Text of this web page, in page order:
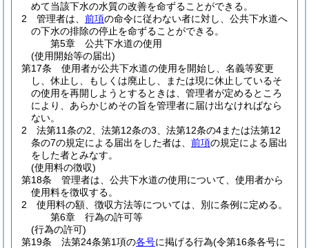
めて当該下水の水質の改善を命ずることができる。
2
管理者は、 前項の命令に従わない者に対し、公共下水道へ
の下水の排除の停止を命ずることができる。
第5章
公共下水道の使用
(使用開始等の届出)
第17条
使用者が公共下水道の使用を開始し、名義等変更
し、休止し、もしくは廃止し、または現に休止しているそ
の使用を再開しようとするときは、管理者が定めるところ
により、あらかじめその旨を管理者に届け出なければなら
ない。
2
法第11条の2、法第12条の3、法第12条の4または法第12
条の7の規定による届出をした者は、 前項の規定による届出
をした者とみなす。
(使用料の徴収)
第18条
管理者は、公共下水道の使用について、使用者から
使用料を徴収する。
2
使用料の額、徴収方法等については、別に条例に定める。
第6章
行為の許可等
(行為の許可)
第19条
法第24条第1項の各号に掲げる行為(令第16条各号に